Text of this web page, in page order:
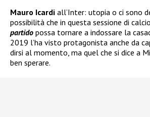
Mauro Icardi all’Inter: utopia o ci sono
possibilità che in questa sessione di
partido possa tornare a indossare la
2019 l’ha visto protagonista anche da
dirsi al momento, ma quel che si dice a
ben sperare.